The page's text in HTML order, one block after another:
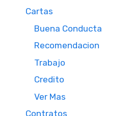
Cartas
Buena Conducta
Recomendacion
Trabajo
Credito
Ver Mas
Contratos